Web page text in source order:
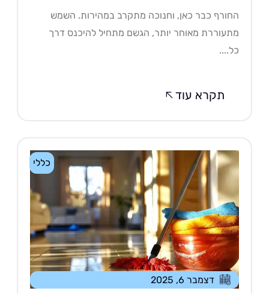
כבר כאן, וחנוכה מתקרב במהירות. השמש
מאוחר יותר, הגשם מתחיל להיכנס דרך
תקרא עוד
כללי
דצמבר 6, 2025